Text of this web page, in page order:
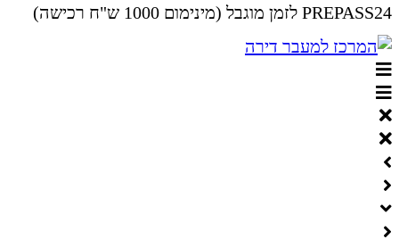
PREPASS24 לזמן מוגבל (מינימום 1000 ש"ח רכישה)